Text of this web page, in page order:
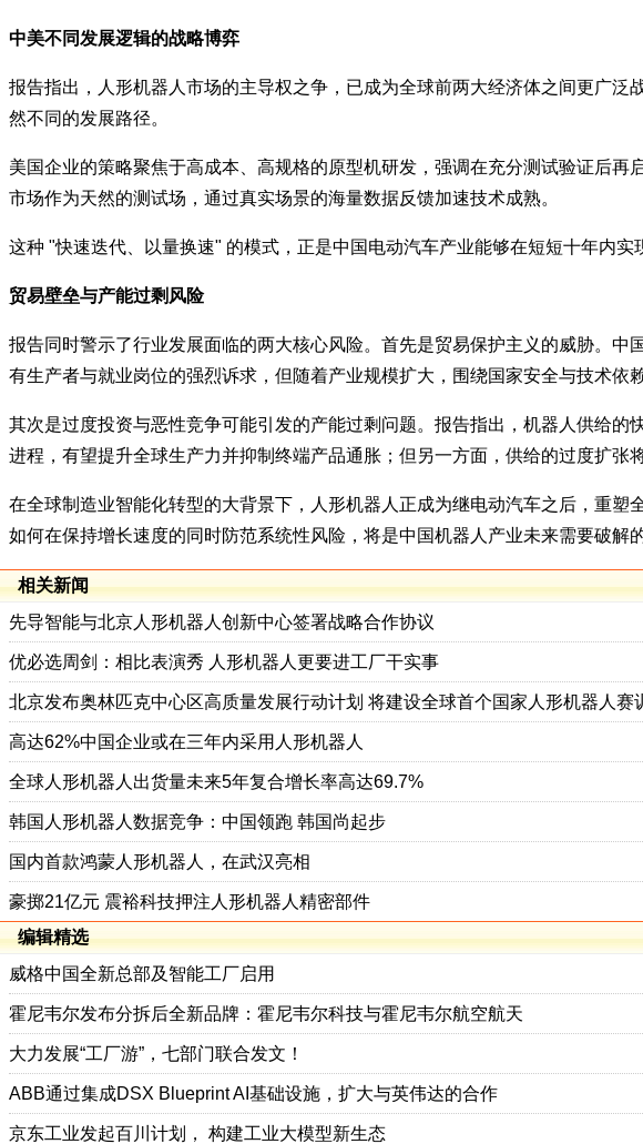
中美不同发展逻辑的战略博弈
报告指出，人形机器人市场的主导权之争，已成为全球前两大经济体之间更广
然不同的发展路径。
美国企业的策略聚焦于高成本、高规格的原型机研发，强调在充分测试验证后
市场作为天然的测试场，通过真实场景的海量数据反馈加速技术成熟。
这种 "快速迭代、以量换速" 的模式，正是中国电动汽车产业能够在短短十年内
贸易壁垒与产能过剩风险
报告同时警示了行业发展面临的两大核心风险。首先是贸易保护主义的威胁。
有生产者与就业岗位的强烈诉求，但随着产业规模扩大，围绕国家安全与技术依
其次是过度投资与恶性竞争可能引发的产能过剩问题。报告指出，机器人供给
进程，有望提升全球生产力并抑制终端产品通胀；但另一方面，供给的过度扩张
在全球制造业智能化转型的大背景下，人形机器人正成为继电动汽车之后，重
如何在保持增长速度的同时防范系统性风险，将是中国机器人产业未来需要破解
相关新闻
先导智能与北京人形机器人创新中心签署战略合作协议
优必选周剑：相比表演秀 人形机器人更要进工厂干实事
北京发布奥林匹克中心区高质量发展行动计划 将建设全球首个国家人形机器人赛
高达62%中国企业或在三年内采用人形机器人
全球人形机器人出货量未来5年复合增长率高达69.7%
韩国人形机器人数据竞争：中国领跑 韩国尚起步
国内首款鸿蒙人形机器人，在武汉亮相
豪掷21亿元 震裕科技押注人形机器人精密部件
编辑精选
威格中国全新总部及智能工厂启用
霍尼韦尔发布分拆后全新品牌：霍尼韦尔科技与霍尼韦尔航空航天
大力发展“工厂游”，七部门联合发文！
ABB通过集成DSX Blueprint AI基础设施，扩大与英伟达的合作
京东工业发起百川计划， 构建工业大模型新生态